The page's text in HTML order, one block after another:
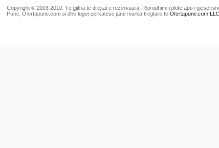
Copyright © 2003-2010. Të gjitha të drejtat e rezervuara. Riprodhimi i plotë apo i
Pune, Ofertapune.com si dhe logot përkatëse janë marka tregtare të Ofertapune.com LLC